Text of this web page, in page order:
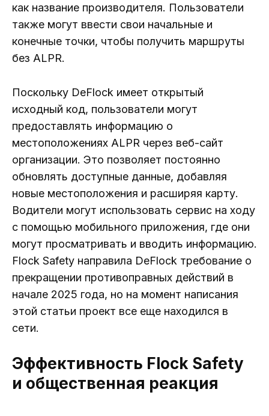
как название производителя. Пользователи
также могут ввести свои начальные и
конечные точки, чтобы получить маршруты
без ALPR.
Поскольку DeFlock имеет открытый
исходный код, пользователи могут
предоставлять информацию о
местоположениях ALPR через веб-сайт
организации. Это позволяет постоянно
обновлять доступные данные, добавляя
новые местоположения и расширяя карту.
Водители могут использовать сервис на ходу
с помощью мобильного приложения, где они
могут просматривать и вводить информацию.
Flock Safety направила DeFlock требование о
прекращении противоправных действий в
начале 2025 года, но на момент написания
этой статьи проект все еще находился в
сети.
Эффективность Flock Safety
и общественная реакция